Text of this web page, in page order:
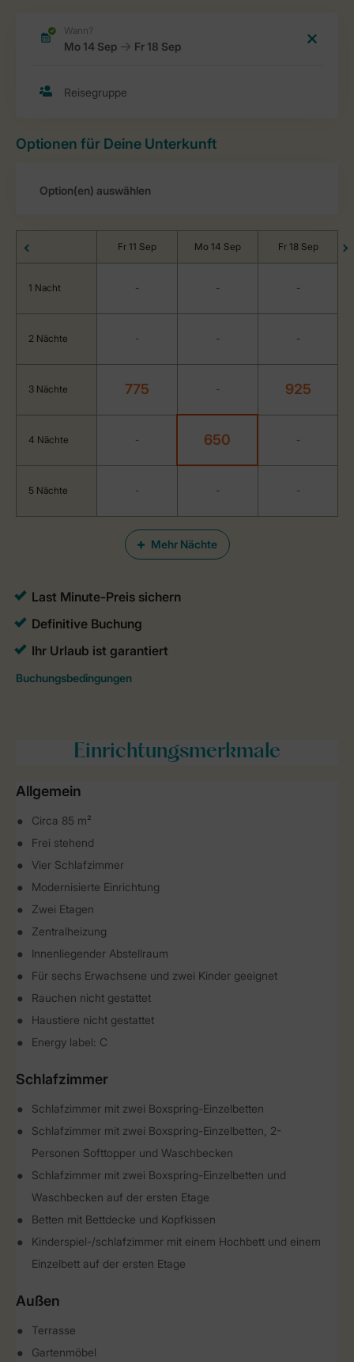
Optionen für Deine Unterkunft
Mehr Nächte
Fr 11 Sep Mo 14 Sep Fr 18 Sep
1 Nacht - - -
2 Nächte - - -
3 Nächte 775 - 925
4 Nächte - 650 -
5 Nächte - - -
Einrichtungsmerkmale
Allgemein
Circa 85 m²
Frei stehend
Vier Schlafzimmer
Modernisierte Einrichtung
Zwei Etagen
Zentralheizung
Innenliegender Abstellraum
Für sechs Erwachsene und zwei Kinder geeignet
Rauchen nicht gestattet
Haustiere nicht gestattet
Energy label: C
Schlafzimmer
Schlafzimmer mit zwei Boxspring-Einzelbetten
Schlafzimmer mit zwei Boxspring-Einzelbetten, 2-
Personen Softtopper und Waschbecken
Schlafzimmer mit zwei Boxspring-Einzelbetten und
Waschbecken auf der ersten Etage
Betten mit Bettdecke und Kopfkissen
Kinderspiel-/schlafzimmer mit einem Hochbett und einem
Einzelbett auf der ersten Etage
Außen
Terrasse
Gartenmöbel